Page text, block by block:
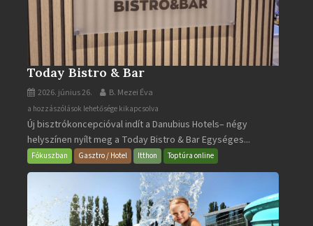
Today Bistro & Bar
2026. június 26. B. Mezei Éva
Today
Bistro
&
Bar
bejegyzéshez
a hozzászólások lehetősége kikapcsolva
Új bisztrókoncepcióval indít a Danubius Hotels– négy
helyszínen nyílt meg a Today Bistro & Bar Egységes...
Fókuszban Gasztro / Hotel Itthon Toptúra online